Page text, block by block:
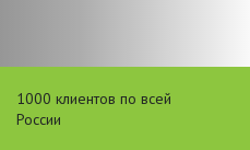
1000 клиентов по всей
России